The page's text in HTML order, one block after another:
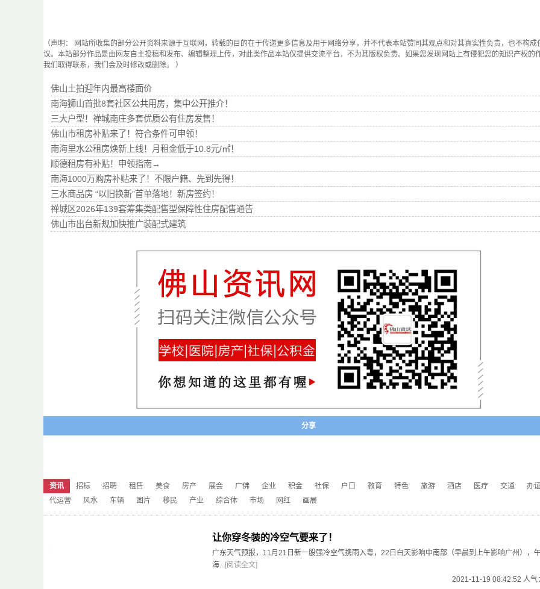
（声明： 网站所收集的部分公开资料来源于互联网，转载的目的在于传递更多信息及用于网络分享，并不代表本站赞同其观点和对其真实性负责，也不构成
议。本站部分作品是由网友自主投稿和发布、编辑整理上传，对此类作品本站仅提供交流平台，不为其版权负责。如果您发现网站上有侵犯您的知识产权的
我们取得联系，我们会及时修改或删除。 ）
佛山土拍迎年内最高楼面价
南海狮山首批8套社区公共用房，集中公开推介！
三大户型！禅城南庄多套优质公有住房发售！
佛山市租房补贴来了！符合条件可申领！
南海里水公租房焕新上线！月租金低于10.8元/㎡！
顺德租房有补贴！申领指南→
南海1000万购房补贴来了！不限户籍、先到先得！
三水商品房 “以旧换新”首单落地！新房签约！
禅城区2026年139套筹集类配售型保障性住房配售通告
佛山市出台新规加快推广装配式建筑
分享
资讯 招标 招聘 租售 美食 房产 展会 广佛 企业 积金 社保 户口 教育 特色 旅游 酒店 医疗 交通 办证
代运营
风水 车辆 图片 移民 产业 综合体 市场 网红 画展
让你穿冬装的冷空气要来了！
广东天气预报，11月21日新一股强冷空气携雨入粤，22日白天影响中南部（早晨到上午影响广州），
海...[阅读全文]
2021-11-19 08:42:52 人气